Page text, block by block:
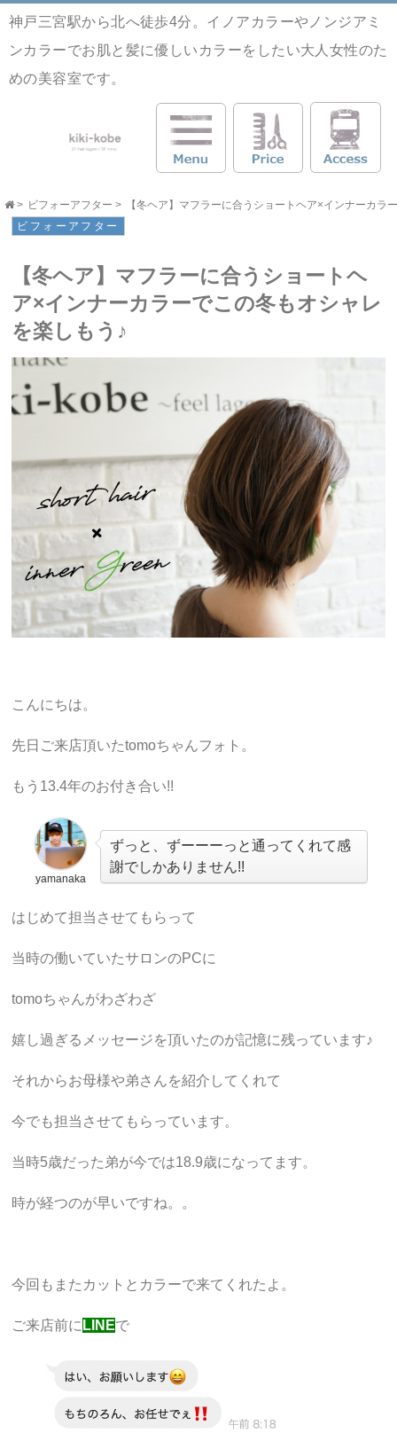
神戸三宮駅から北へ徒歩4分。イノアカラーやノンジアミ
ンカラーでお肌と髪に優しいカラーをしたい大人女性のた
めの美容室です。
> ビフォーアフター >
【冬ヘア】マフラーに合うショートヘア×インナーカ
ビフォーアフター
【冬ヘア】マフラーに合うショートヘ
ア×インナーカラーでこの冬もオシャレ
を楽しもう♪
こんにちは。
先日ご来店頂いたtomoちゃんフォト。
もう13.4年のお付き合い!!
yamanaka
ずっと、ずーーーっと通ってくれて感
謝でしかありません!!
はじめて担当させてもらって
当時の働いていたサロンのPCに
tomoちゃんがわざわざ
嬉し過ぎるメッセージを頂いたのが記憶に残っています♪
それからお母様や弟さんを紹介してくれて
今でも担当させてもらっています。
当時5歳だった弟が今では18.9歳になってます。
時が経つのが早いですね。。
今回もまたカットとカラーで来てくれたよ。
ご来店前に LINEで